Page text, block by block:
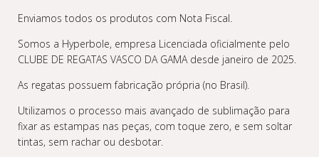
Enviamos todos os produtos com Nota Fiscal.
Somos a Hyperbole, empresa Licenciada oficialmente pelo
CLUBE DE REGATAS VASCO DA GAMA desde janeiro de 2025.
As regatas possuem fabricação própria (no Brasil).
Utilizamos o processo mais avançado de sublimação para
fixar as estampas nas peças, com toque zero, e sem soltar
tintas, sem rachar ou desbotar.